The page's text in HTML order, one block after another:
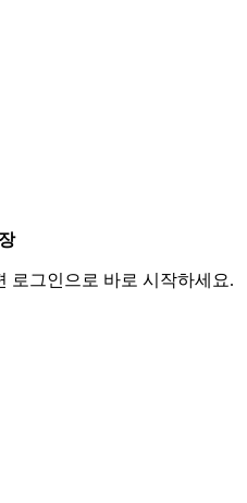
로그인으로 바로 시작하세요.